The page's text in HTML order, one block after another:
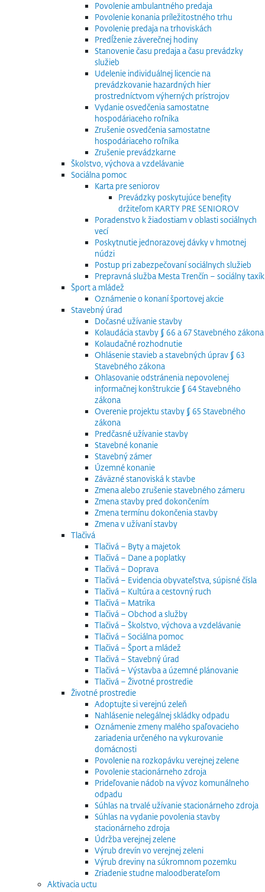
Povolenie ambulantného predaja
Povolenie konania príležitostného trhu
Povolenie predaja na trhoviskách
Predĺženie záverečnej hodiny
Stanovenie času predaja a času prevádzky
služieb
Udelenie individuálnej licencie na
prevádzkovanie hazardných hier
prostredníctvom výherných prístrojov
Vydanie osvedčenia samostatne
hospodáriaceho roľníka
Zrušenie osvedčenia samostatne
hospodáriaceho roľníka
Zrušenie prevádzkarne
Školstvo, výchova a vzdelávanie
Sociálna pomoc
Karta pre seniorov
Prevádzky poskytujúce benefity
držiteľom KARTY PRE SENIOROV
Poradenstvo k žiadostiam v oblasti sociálnych
vecí
Poskytnutie jednorazovej dávky v hmotnej
núdzi
Postup pri zabezpečovaní sociálnych služieb
Prepravná služba Mesta Trenčín – sociálny taxík
Šport a mládež
Oznámenie o konaní športovej akcie
Stavebný úrad
Dočasné užívanie stavby
Kolaudácia stavby § 66 a 67 Stavebného zákona
Kolaudačné rozhodnutie
Ohlásenie stavieb a stavebných úprav § 63
Stavebného zákona
Ohlasovanie odstránenia nepovolenej
informačnej konštrukcie § 64 Stavebného
zákona
Overenie projektu stavby § 65 Stavebného
zákona
Predčasné užívanie stavby
Stavebné konanie
Stavebný zámer
Územné konanie
Záväzné stanoviská k stavbe
Zmena alebo zrušenie stavebného zámeru
Zmena stavby pred dokončením
Zmena termínu dokončenia stavby
Zmena v užívaní stavby
Tlačivá
Tlačivá – Byty a majetok
Tlačivá – Dane a poplatky
Tlačivá – Doprava
Tlačivá – Evidencia obyvateľstva, súpisné čísla
Tlačivá – Kultúra a cestovný ruch
Tlačivá – Matrika
Tlačivá – Obchod a služby
Tlačivá – Školstvo, výchova a vzdelávanie
Tlačivá – Sociálna pomoc
Tlačivá – Šport a mládež
Tlačivá – Stavebný úrad
Tlačivá – Výstavba a územné plánovanie
Tlačivá – Životné prostredie
Životné prostredie
Adoptujte si verejnú zeleň
Nahlásenie nelegálnej skládky odpadu
Oznámenie zmeny malého spaľovacieho
zariadenia určeného na vykurovanie
domácnosti
Povolenie na rozkopávku verejnej zelene
Povolenie stacionárneho zdroja
Prideľovanie nádob na vývoz komunálneho
odpadu
Súhlas na trvalé užívanie stacionárneho zdroja
Súhlas na vydanie povolenia stavby
stacionárneho zdroja
Údržba verejnej zelene
Výrub drevín vo verejnej zeleni
Výrub dreviny na súkromnom pozemku
Zriadenie studne maloodberateľom
Aktivacia uctu